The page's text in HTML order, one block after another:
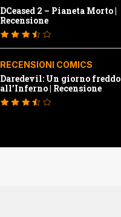
DCeased 2 – Pianeta Morto |
Recensione
RECENSIONI COMICS
Daredevil: Un giorno freddo
all’Inferno | Recensione